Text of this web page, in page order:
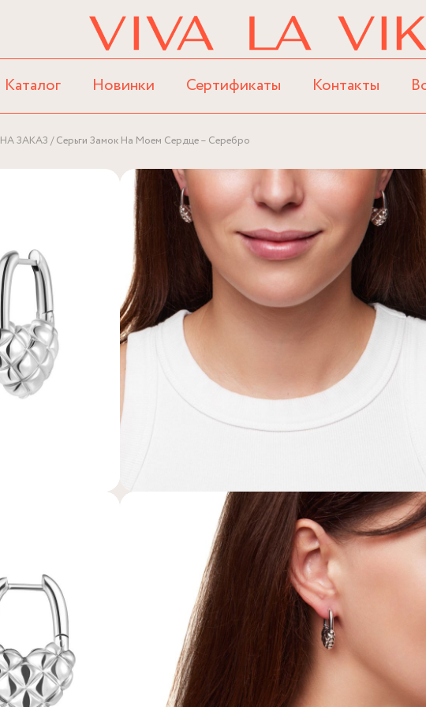
Каталог Новинки Сертификаты Контакты
НА ЗАКАЗ Серьги Замок На Моем Сердце – Серебро